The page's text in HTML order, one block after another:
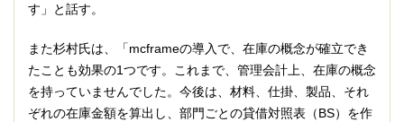
す」と話す。
また杉村氏は、「mcframeの導入で、在庫の概念が確立でき
たことも効果の1つです。これまで、管理会計上、在庫の概念
を持っていませんでした。今後は、材料、仕掛、製品、それ
ぞれの在庫金額を算出し、部門ごとの貸借対照表（BS）を作